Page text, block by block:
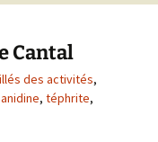
Cantal
des activités,
, téphrite,